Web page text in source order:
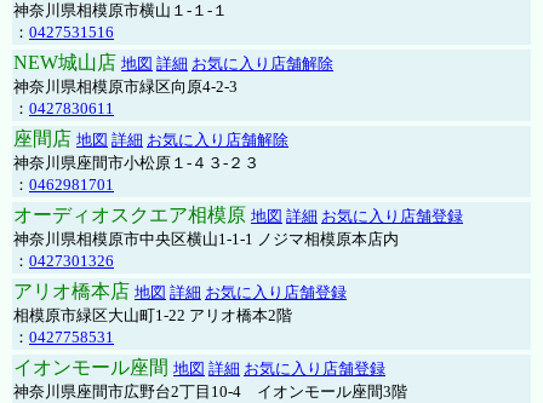
神奈川県相模原市横山１-１-１
： 0427531516
NEW城山店 地図 詳細 お気に入り店舗解除
神奈川県相模原市緑区向原4-2-3
： 0427830611
座間店 地図 詳細 お気に入り店舗解除
神奈川県座間市小松原１-４３-２３
： 0462981701
オーディオスクエア相模原 地図 詳細 お気に入り店舗登録
神奈川県相模原市中央区横山1-1-1 ノジマ相模原本店内
： 0427301326
アリオ橋本店 地図 詳細 お気に入り店舗登録
相模原市緑区大山町1-22 アリオ橋本2階
： 0427758531
イオンモール座間 地図 詳細 お気に入り店舗登録
神奈川県座間市広野台2丁目10-4 イオンモール座間3階